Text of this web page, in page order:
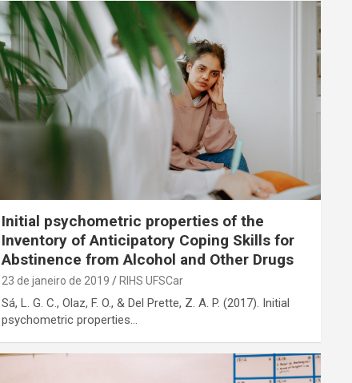
Initial psychometric properties of the
Inventory of Anticipatory Coping Skills for
Abstinence from Alcohol and Other Drugs
23 de janeiro de 2019 RIHS UFSCar
Sá, L. G. C., Olaz, F. O., & Del Prette, Z. A. P. (2017). Initial
psychometric properties…